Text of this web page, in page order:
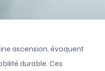
ascension, évoquent
durable. Ces